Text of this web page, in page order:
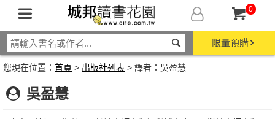
0
限量預購
您現在位置： 首頁 > 出版社列表 > 譯者：吳盈慧
吳盈慧